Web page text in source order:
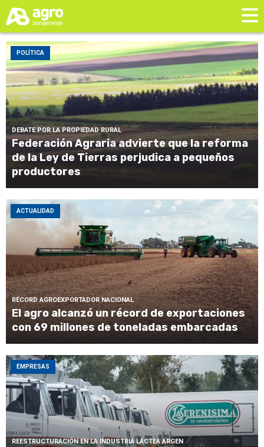
POLÍTICA
DEBATE POR LA PROPIEDAD RURAL
Federación Agraria advierte que la reforma
de la Ley de Tierras perjudica a pequeños
productores
ACTUALIDAD
RÉCORD AGROEXPORTADOR NACIONAL
El agro alcanzó un récord de exportaciones
con 69 millones de toneladas embarcadas
EMPRESAS
REESTRUCTURACIÓN EN LA INDUSTRIA LÁCTEA ARGEN